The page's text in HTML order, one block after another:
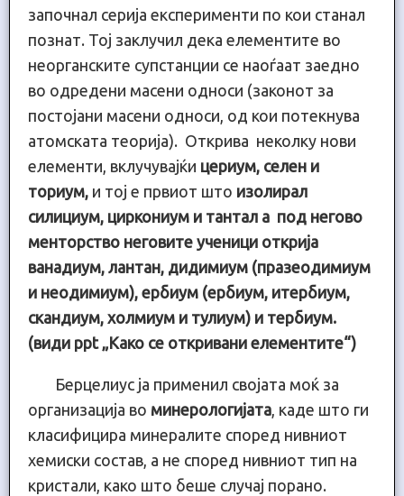
започнал серија експерименти по кои станал
познат. Тој заклучил дека елементите во
неорганските супстанции се наоѓаат заедно
во одредени масени односи (законот за
постојани масени односи, од кои потекнува
атомската теорија). Открива неколку нови
елементи, вклучувајќи цериум, селен и
ториум, и тој е првиот што изолирал
силициум, циркониум и тантал а под негово
менторство неговите ученици открија
ванадиум, лантан, дидимиум (празеодимиум
и неодимиум), ербиум (ербиум, итербиум,
скандиум, холмиум и тулиум) и тербиум.
(види ppt „Како се откривани елементите“)
Берцелиус ја применил својата моќ за
организација во минерологијата, каде што ги
класифицира минералите според нивниот
хемиски состав, а не според нивниот тип на
кристали, како што беше случај порано.